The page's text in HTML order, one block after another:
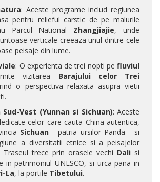
: Aceste programe includ regiunea
pentru relieful carstic de pe malurile
Parcul National Zhangjiajie, unde
verticale creeaza unul dintre cele
peisaje din lume.
: O experienta de trei nopti pe fluviul
vizitarea Barajului celor Trei
o perspectiva relaxata asupra vietii
Vest (Yunnan si Sichuan): Aceste
celor care cauta China autentica,
Sichuan - patria ursilor Panda - si
a diversitatii etnice si a peisajelor
Traseul trece prin orasele vechi Dali si
in patrimoniul UNESCO, si urca pana in
La, la portile Tibetului.